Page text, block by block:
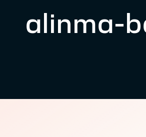
alinma-